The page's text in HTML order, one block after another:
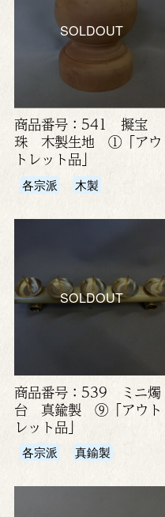
SOLDOUT
商品番号：541 擬宝
珠 木製生地 ①「アウ
トレット品」
各宗派 木製
SOLDOUT
商品番号：539 ミニ燭
台 真鍮製 ⑨「アウト
レット品」
各宗派 真鍮製